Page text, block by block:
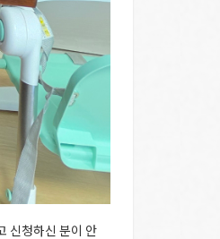
신청하신 분이 안